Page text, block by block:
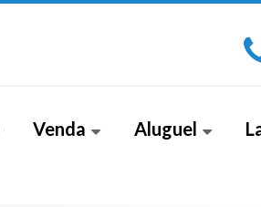
Venda Aluguel